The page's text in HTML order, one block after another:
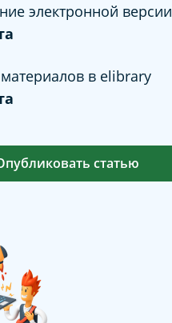
электронной версии
материалов в elibrary
статью